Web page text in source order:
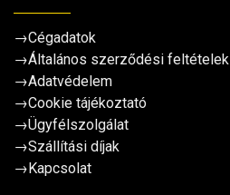
→Cégadatok
→Általános szerződési feltételek
→Adatvédelem
→Cookie tájékoztató
→Ügyfélszolgálat
→Szállítási díjak
→Kapcsolat